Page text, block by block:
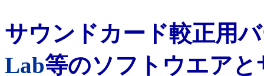
サウンドカード較正用
Lab等のソフトウエア